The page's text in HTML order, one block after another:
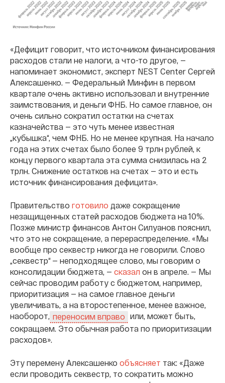
«Дефицит говорит, что источником финансирования
расходов стали не налоги, а что-то другое, —
напоминает экономист, эксперт NEST Center Сергей
Алексашенко. — Федеральный Минфин в первом
квартале очень активно использовал и внутренние
заимствования, и деньги ФНБ. Но самое главное, он
очень сильно сократил остатки на счетах
казначейства — это чуть менее известная
„кубышка“, чем ФНБ. Но не менее крупная. На начало
года на этих счетах было более 9 трлн рублей, к
концу первого квартала эта сумма снизилась на 2
трлн. Снижение остатков на счетах — это и есть
источник финансирования дефицита».
Правительство готовило даже сокращение
незащищенных статей расходов бюджета на 10%.
Позже министр финансов Антон Силуанов пояснил,
что это не сокращение, а перераспределение. «Мы
вообще про секвестр никогда не говорили. Слово
„секвестр“ — неподходящее слово, мы говорим о
консолидации бюджета, — сказал он в апреле. — Мы
сейчас проводим работу с бюджетом, например,
приоритизация — на самое главное деньги
увеличивать, а на второстепенное, менее важное,
наоборот, переносим вправо или, может быть,
сокращаем. Это обычная работа по приоритизации
расходов».
Эту перемену Алексашенко объясняет так: «Даже
если проводить секвестр, то сократить можно